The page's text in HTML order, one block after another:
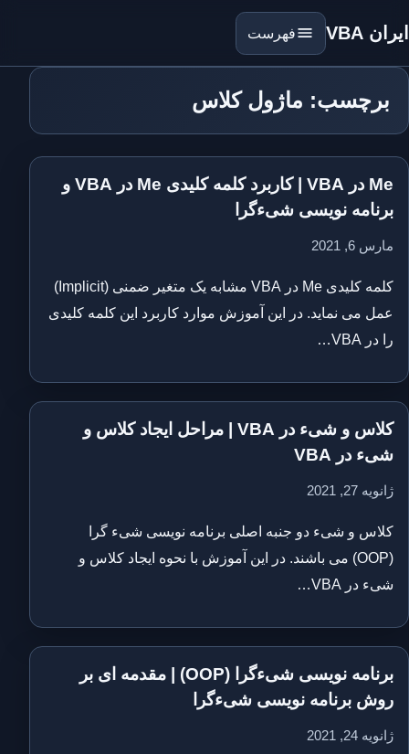
ایران VBA فهرست
برچسب: ماژول کلاس
Me در VBA | کاربرد کلمه کلیدی Me در VBA و
برنامه نویسی شیءگرا
مارس 6, 2021
کلمه کلیدی Me در VBA مشابه یک متغیر ضمنی (Implicit)
عمل می نماید. در این آموزش موارد کاربرد این کلمه کلیدی
را در VBA…
کلاس و شیء در VBA | مراحل ایجاد کلاس و
شیء در VBA
ژانویه 27, 2021
کلاس و شیء دو جنبه اصلی برنامه نویسی شیء گرا
(OOP) می باشند. در این آموزش با نحوه ایجاد کلاس و
شیء در VBA…
برنامه نویسی شیءگرا (OOP) | مقدمه ای بر
روش برنامه نویسی شیءگرا
ژانویه 24, 2021